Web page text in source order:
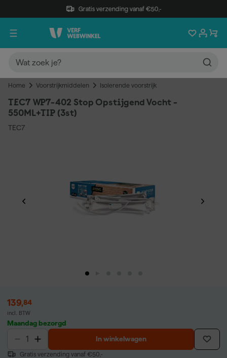
Gratis verzending vanaf €50,-
Home Voorstrijkmiddelen Isolerende voorstrijk
TEC7 WP7-402 Stop Opstijgend Vocht -
550ML+TIP (3st)
TEC7
139,84
incl. BTW
Maandag bezorgd
In winkelwagen
Gratis verzending vanaf €50,-